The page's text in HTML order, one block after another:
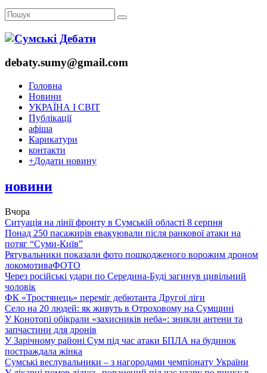
debaty.sumy@gmail.com
Головна
Новини
УКРАЇНА І СВІТ
Публікації
афіша
Карикатури
контакти
+Додати новину
новини
Вчора
Ситуація на лінії фронту в Сумській області 8 серпня
Понад 250 пасажирів евакуювали після ранкової атаки на
потяг “Суми-Київ”
Рятувальники показали фото пошкодженого ворожим дроном
локомотиваФОТО
Через російські удари по Середина-Буді загинув цивільний
чоловік
ФК «Тростянець» переміг дебютанта Другої ліги
Село на 20 людей: як живуть в Отроховому на Сумщині
У Конотопі обікрали «захисників неба»: зникли антени та
запчастини для дронів
У Зарічному районі Сум під час атаки БПЛА на будинок
постраждала жінка
Сумські веслувальники – з нагородами чемпіонату України